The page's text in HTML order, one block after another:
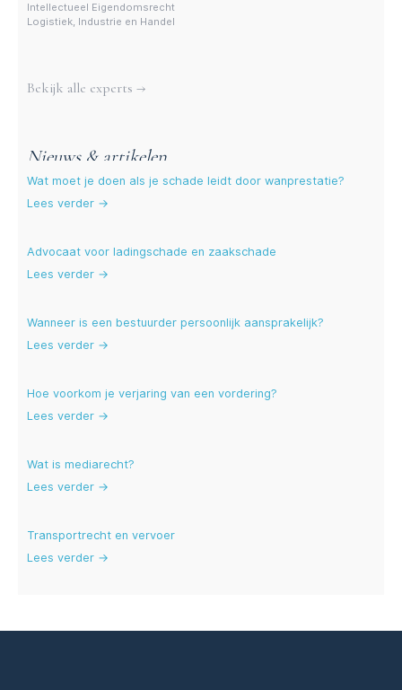
Intellectueel Eigendomsrecht
Logistiek, Industrie en Handel
Meer experts
Bekijk alle experts →
Nieuws & artikelen
Wat moet je doen als je schade leidt door wanprestatie?
Lees verder →
Advocaat voor ladingschade en zaakschade
Lees verder →
Wanneer is een bestuurder persoonlijk aansprakelijk?
Lees verder →
Hoe voorkom je verjaring van een vordering?
Lees verder →
Wat is mediarecht?
Lees verder →
Transportrecht en vervoer
Lees verder →